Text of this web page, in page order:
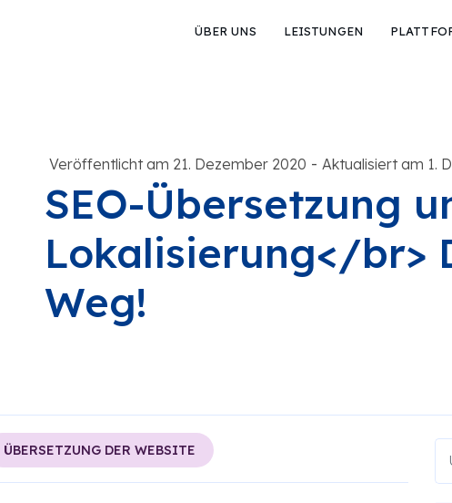
ÜBER UNS LEISTUNGEN
Veröffentlicht am 21. Dezember 2020 - Aktualisiert am 1.
SEO-Übersetzung
Lokalisierung</br>
Weg!
ÜBERSETZUNG DER WEBSITE